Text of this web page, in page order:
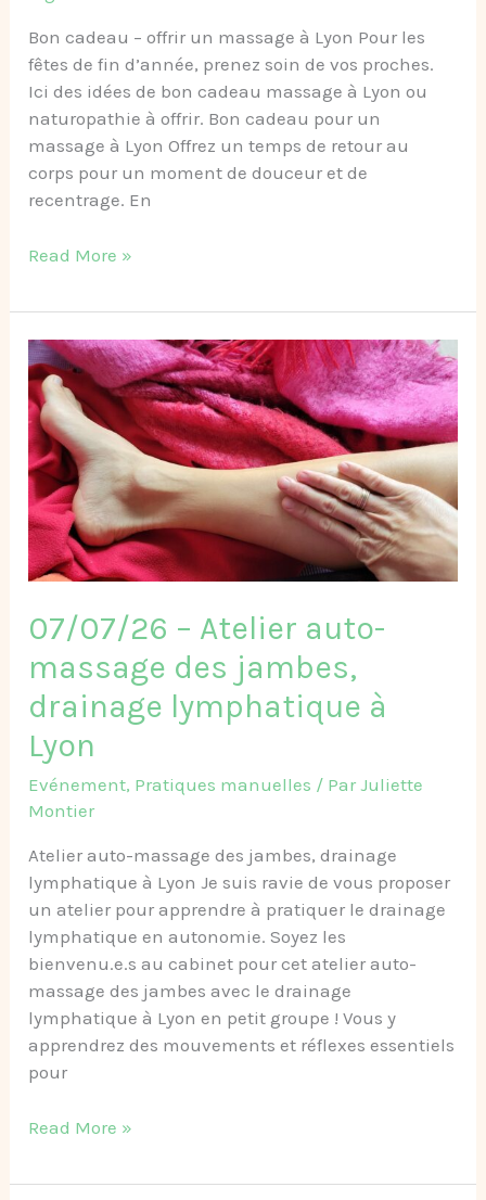
Bon cadeau – offrir un massage à Lyon Pour les
fêtes de fin d’année, prenez soin de vos proches.
Ici des idées de bon cadeau massage à Lyon ou
naturopathie à offrir. Bon cadeau pour un
massage à Lyon Offrez un temps de retour au
corps pour un moment de douceur et de
recentrage. En
Read More »
07/07/26 – Atelier auto-
massage des jambes,
drainage lymphatique à
Lyon
Evénement, Pratiques manuelles / ParJuliette
Montier
Atelier auto-massage des jambes, drainage
lymphatique à Lyon Je suis ravie de vous proposer
un atelier pour apprendre à pratiquer le drainage
lymphatique en autonomie. Soyez les
bienvenu.e.s au cabinet pour cet atelier auto-
massage des jambes avec le drainage
lymphatique à Lyon en petit groupe ! Vous y
apprendrez des mouvements et réflexes essentiels
pour
07/07/26
–
Atelier
auto-
massage
des
jambes,
drainage
lymphatique
Lyon
Read More »